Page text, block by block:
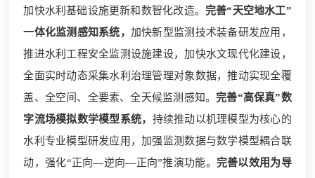
加快水利基础设施更新和数智化改造。 完善“天空地水工”
一体化监测感知系统， 加快新型监测技术装备研发应用，
推进水利工程安全监测设施建设，加快水文现代化建设，
全面实时动态采集水利治理管理对象数据，推动实现全覆
盖、全空间、全要素、全天候监测感知。完善“高保真”数
字流场模拟数学模型系统， 持续推动以机理模型为核心的
水利专业模型研发应用，加强监测数据与数学模型耦合联
动，强化“正向—逆向—正向”推演功能。 完善以效用为导